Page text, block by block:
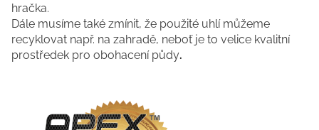
hračka.
Dále musíme také zmínit, že použité uhlí můžeme
recyklovat např. na zahradě, neboť je to velice kvalitní
prostředek pro obohacení půdy.